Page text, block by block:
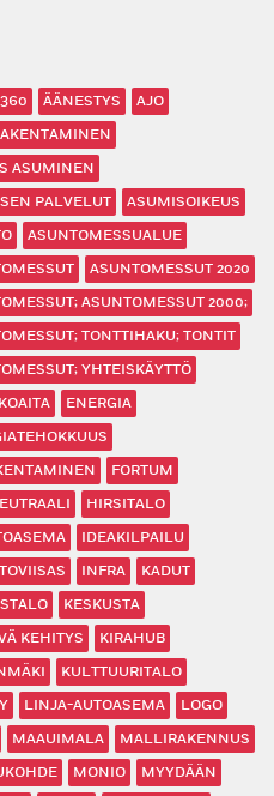
360 ÄÄNESTYS
AJO
ASUMINEN
PALVELUT
ASUMISOIKEUS
ASUNTOMESSUALUE
ASUNTOMESSUT 2020
ASUNTOMESSUT 2000;
TONTTIHAKU; TONTIT
YHTEISKÄYTTÖ
ENERGIA
FORTUM
HIRSITALO
IDEAKILPAILU
INFRA
KADUT
KESKUSTA
KEHITYS
KIRAHUB
KULTTUURITALO
LINJA-AUTOASEMA
LOGO
MAAUIMALA
MALLIRAKENNUS
MONIO
MYYDÄÄN